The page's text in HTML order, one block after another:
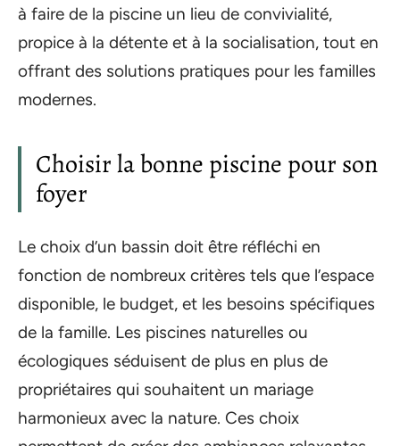
à faire de la piscine un lieu de convivialité,
propice à la détente et à la socialisation, tout en
offrant des solutions pratiques pour les familles
modernes.
Choisir la bonne piscine pour son
foyer
Le choix d’un bassin doit être réfléchi en
fonction de nombreux critères tels que l’espace
disponible, le budget, et les besoins spécifiques
de la famille. Les piscines naturelles ou
écologiques séduisent de plus en plus de
propriétaires qui souhaitent un mariage
harmonieux avec la nature. Ces choix